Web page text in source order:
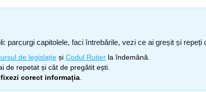
parcurgi capitolele, faci întrebările, vezi ce ai greșit și
de legislație și Codul Rutier la îndemână.
de repetat și cât de pregătit ești.
fixezi corect informația